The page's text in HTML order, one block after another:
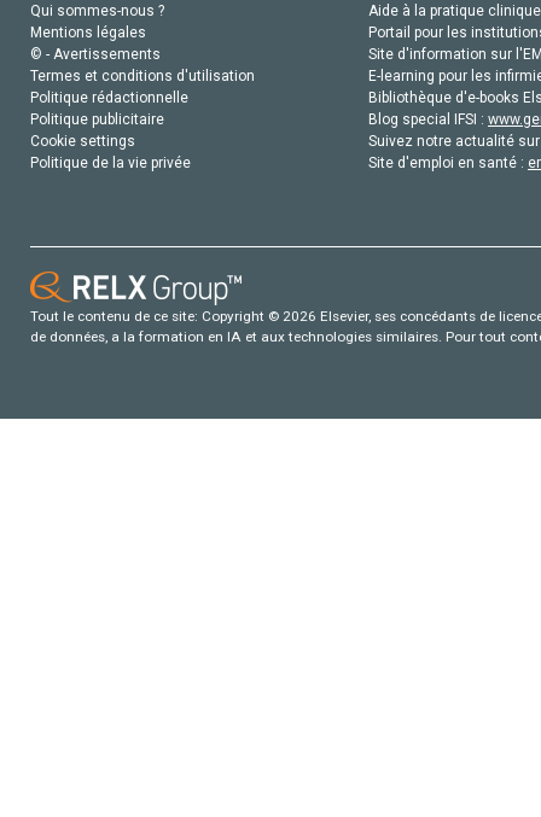
Qui sommes-nous ?
Mentions légales
© - Avertissements
Termes et conditions d'utilisation
Politique rédactionnelle
Politique publicitaire
Cookie settings
Politique de la vie privée
Aide à la pratique
Portail pour les
Site d'information sur
E-learning pour les
Bibliothèque d'e-books
Blog special IFSI :
Suivez notre actualité
Site d'emploi en santé :
Tout le contenu de ce site: Copyright © 2026 Elsevier, ses concédants de
de données, a la formation en IA et aux technologies similaires. Pour tout